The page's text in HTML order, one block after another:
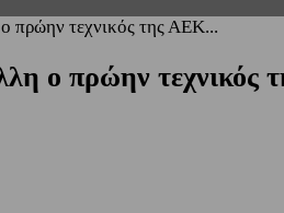
πρώην τεχνικός της ΑΕΚ...
ο πρώην τεχνικός